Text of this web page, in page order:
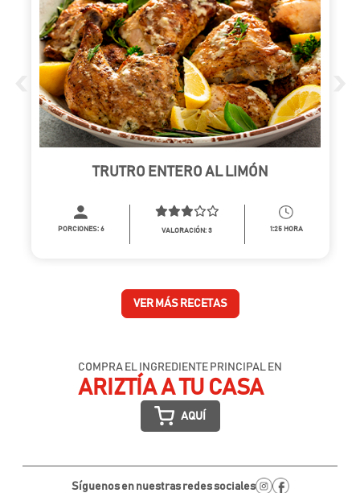
TRUTRO ENTERO AL LIMÓN
PORCIONES: 6 VALORACIÓN: 3 1:25 HORA
VER MÁS RECETAS
COMPRA EL INGREDIENTE PRINCIPAL EN
ARIZTÍA A TU CASA
AQUÍ
Síguenos en nuestras redes sociales